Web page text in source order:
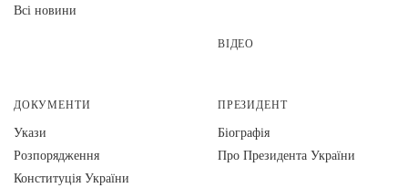
Всі новини
ВІДЕО
ДОКУМЕНТИ
Укази
Розпорядження
Конституція України
ПРЕЗИДЕНТ
Біографія
Про Президента України